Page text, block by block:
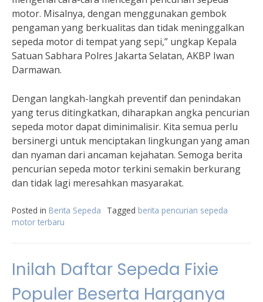
motor. Misalnya, dengan menggunakan gembok
pengaman yang berkualitas dan tidak meninggalkan
sepeda motor di tempat yang sepi,” ungkap Kepala
Satuan Sabhara Polres Jakarta Selatan, AKBP Iwan
Darmawan.
Dengan langkah-langkah preventif dan penindakan
yang terus ditingkatkan, diharapkan angka pencurian
sepeda motor dapat diminimalisir. Kita semua perlu
bersinergi untuk menciptakan lingkungan yang aman
dan nyaman dari ancaman kejahatan. Semoga berita
pencurian sepeda motor terkini semakin berkurang
dan tidak lagi meresahkan masyarakat.
Posted in Berita Sepeda Tagged berita pencurian sepeda
motor terbaru
Inilah Daftar Sepeda Fixie
Populer Beserta Harganya